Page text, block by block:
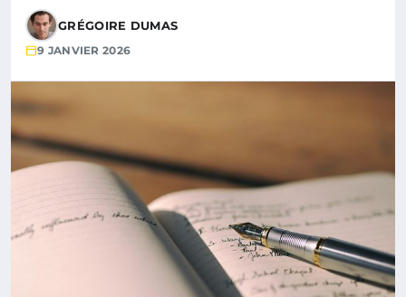
GRÉGOIRE DUMAS
9 JANVIER 2026